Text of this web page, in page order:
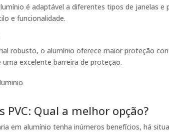
é adaptável a diferentes tipos de janelas
e funcionalidade.
robusto, o alumínio oferece maior proteção
excelente barreira de proteção.
PVC: Qual a melhor opção?
em alumínio tenha inúmeros benefícios, há